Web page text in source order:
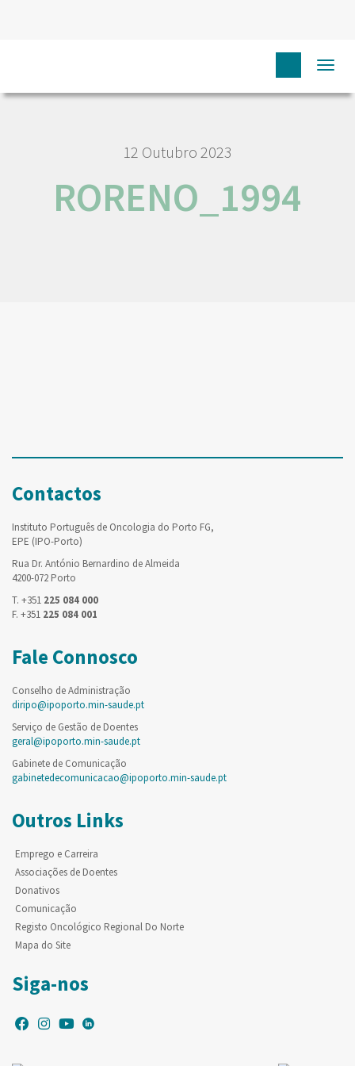
12 Outubro 2023
RORENO_1994
Contactos
Instituto Português de Oncologia do Porto FG,
EPE (IPO-Porto)
Rua Dr. António Bernardino de Almeida
4200-072 Porto
T. +351 225 084 000
F. +351 225 084 001
Fale Connosco
Conselho de Administração
diripo@ipoporto.min-saude.pt
Serviço de Gestão de Doentes
geral@ipoporto.min-saude.pt
Gabinete de Comunicação
gabinetedecomunicacao@ipoporto.min-saude.pt
Outros Links
Emprego e Carreira
Associações de Doentes
Donativos
Comunicação
Registo Oncológico Regional Do Norte
Mapa do Site
Siga-nos